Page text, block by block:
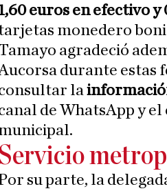
euros en efectivo y
monedero
agradeció
durante estas
la
de WhatsApp y
su parte, la